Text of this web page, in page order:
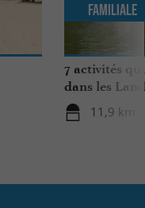
7 activités
dans les
11,9 km
Familiale